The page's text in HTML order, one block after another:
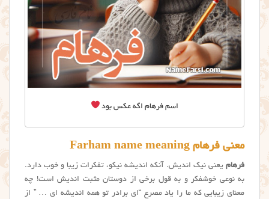
اسم فرهام اگه عکس بود
معنی فرهام Farham name meaning
فرهام یعنی نیک اندیش. آنکه اندیشه نیکو، تفکرات زیبا و خوب دارد.
به نوعی خوشفکر و به قول برخی از دوستان مثبت اندیش است! چه
معنای زیبایی که ما را یاد مصرع “ای برادر تو همه اندیشه ای … ” از